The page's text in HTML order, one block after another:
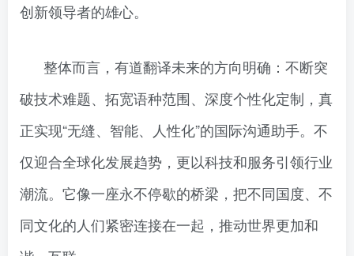
创新领导者的雄心。
整体而言，有道翻译未来的方向明确：不断突
破技术难题、拓宽语种范围、深度个性化定制，真
正实现“无缝、智能、人性化”的国际沟通助手。不
仅迎合全球化发展趋势，更以科技和服务引领行业
潮流。它像一座永不停歇的桥梁，把不同国度、不
同文化的人们紧密连接在一起，推动世界更加和